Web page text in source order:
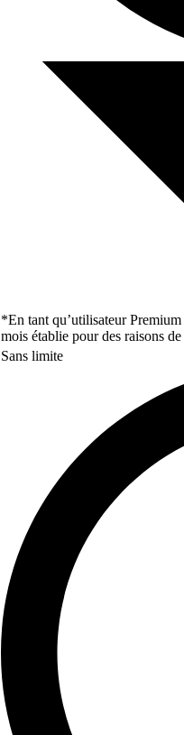
*En tant qu’utilisateur
mois établie pour des raisons de
Sans limite